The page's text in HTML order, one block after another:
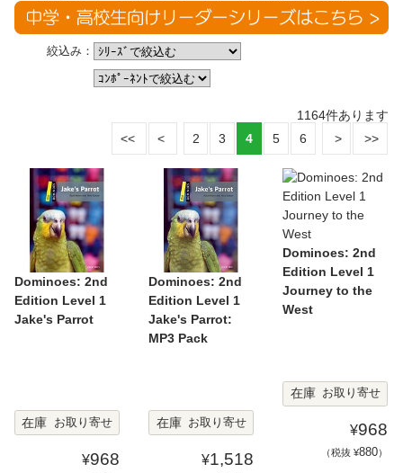
絞込み：
1164件あります
2
3 4 5 6
Dominoes: 2nd
Edition Level 1
Jake's Parrot
在庫 お取り寄せ
¥968
Dominoes: 2nd
Edition Level 1
Jake's Parrot:
MP3 Pack
在庫 お取り寄せ
¥1,518
Dominoes: 2nd
Edition Level 1
Journey to the
West
在庫 お取り寄せ
¥968
（税抜 ¥880）